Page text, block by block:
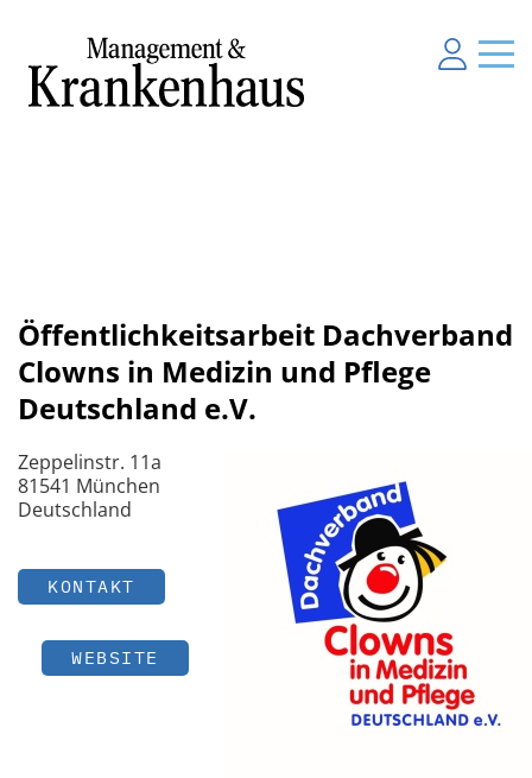
Öffentlichkeitsarbeit Dachverband
Clowns in Medizin und Pflege
Deutschland e.V.
Zeppelinstr. 11a
81541 München
Deutschland
KONTAKT
WEBSITE